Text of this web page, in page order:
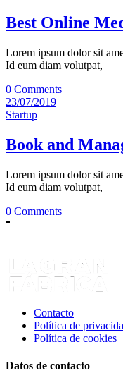
Best Online
Lorem ipsum dolor sit
Id eum diam volutpat,
0 Comments
23/07/2019
Startup
Book and
Lorem ipsum dolor sit
Id eum diam volutpat,
0 Comments
Contacto
Política de
Política de cookies
Datos de contacto